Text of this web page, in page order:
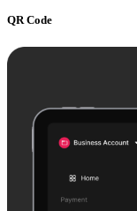
QR Code